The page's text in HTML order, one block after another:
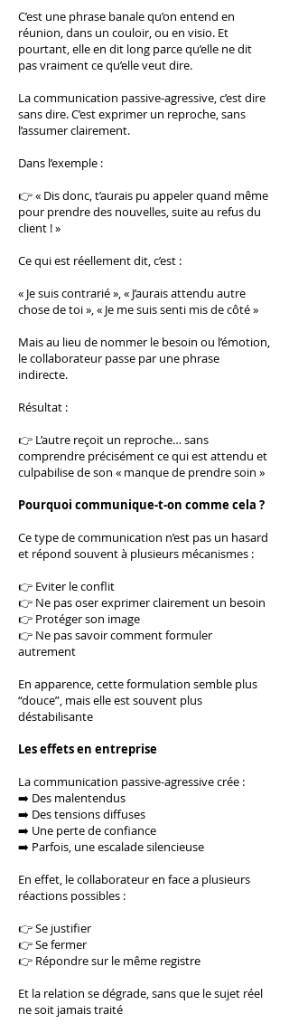
C’est une phrase banale qu’on entend en
réunion, dans un couloir, ou en visio. Et
pourtant, elle en dit long parce qu’elle ne dit
pas vraiment ce qu’elle veut dire.
La communication passive-agressive, c’est dire
sans dire. C’est exprimer un reproche, sans
l’assumer clairement.
Dans l’exemple :
👉 « Dis donc, t’aurais pu appeler quand même
pour prendre des nouvelles, suite au refus du
client ! »
Ce qui est réellement dit, c’est :
« Je suis contrarié », « J’aurais attendu autre
chose de toi », « Je me suis senti mis de côté »
Mais au lieu de nommer le besoin ou l’émotion,
le collaborateur passe par une phrase
indirecte.
Résultat :
👉 L’autre reçoit un reproche… sans
comprendre précisément ce qui est attendu et
culpabilise de son « manque de prendre soin »
Pourquoi communique-t-on comme cela ?
Ce type de communication n’est pas un hasard
et répond souvent à plusieurs mécanismes :
👉 Eviter le conflit
👉 Ne pas oser exprimer clairement un besoin
👉 Protéger son image
👉 Ne pas savoir comment formuler
autrement
En apparence, cette formulation semble plus
“douce”, mais elle est souvent plus
déstabilisante
Les effets en entreprise
La communication passive-agressive crée :
➡️ Des malentendus
➡️ Des tensions diffuses
➡️ Une perte de confiance
➡️ Parfois, une escalade silencieuse
En effet, le collaborateur en face a plusieurs
réactions possibles :
👉 Se justifier
👉 Se fermer
👉 Répondre sur le même registre
Et la relation se dégrade, sans que le sujet réel
ne soit jamais traité